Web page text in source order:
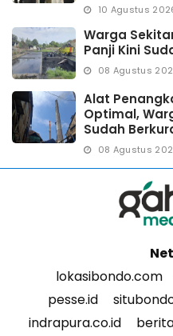
10 Agustus
Warga
Panji Kini
08 Agustus
Alat
Optimal,
Sudah
08 Agustus
lokasibondo.com
pesse.id
indrapura.co.id